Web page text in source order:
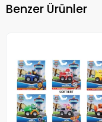
Benzer Ürünler